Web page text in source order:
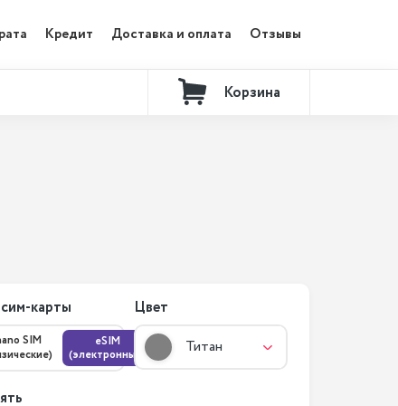
Кредит Доставка и оплата Отзывы
Контакты
Корзина
карты
SIM
eSIM
(электронные)
Цвет
Титан